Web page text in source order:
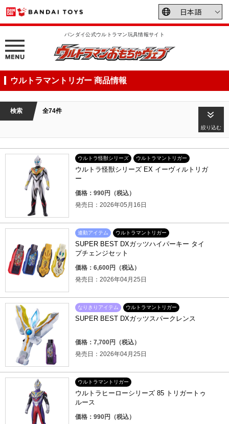
バンダイ公式ウルトラマン玩具情報サイト
ウルトラマントリガー 商品情報
検索 全74件
絞り込む
ウルトラ怪獣シリーズ ウルトラマントリガー
ウルトラ怪獣シリーズ EX イーヴィルトリガ
ー
価格：990円（税込）
発売日：2026年05月16日
連動アイテム ウルトラマントリガー
SUPER BEST DXガッツハイパーキー タイ
プチェンジセット
価格：6,600円（税込）
発売日：2026年04月25日
なりきりアイテム ウルトラマントリガー
SUPER BEST DXガッツスパークレンス
価格：7,700円（税込）
発売日：2026年04月25日
ウルトラマントリガー
ウルトラヒーローシリーズ 85 トリガートゥ
ルース
価格：990円（税込）